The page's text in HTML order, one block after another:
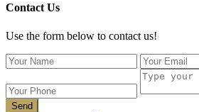
Contact Us
Use the form below to contact us!
Send